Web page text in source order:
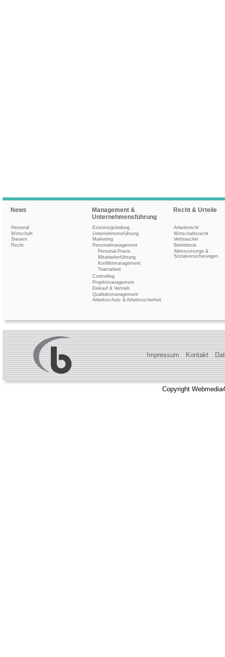
News
Personal
Wirtschaft
Steuern
Recht
Management &
Unternehmensführung
Existenzgründung
Unternehmensführung
Marketing
Personalmanagement
Personal-Praxis
Mitarbeiterführung
Konfliktmanagement
Teamarbeit
Controlling
Projektmanagement
Einkauf & Vertrieb
Qualitätsmanagement
Arbeitsschutz & Arbeitssicherheit
Recht & Urteile
Arbeitsrecht
Wirtschaftsrecht
Verbraucher
Betriebsrat
Altersvorsorge &
Sozialversicherungen
Impressum Kontakt
Copyright